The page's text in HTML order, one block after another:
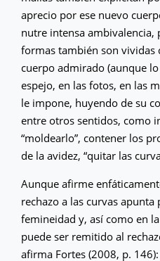
aprecio por ese nuevo
nutre intensa ambivalencia,
formas también son vividas
cuerpo admirado (aunque
espejo, en las fotos, en las
le impone, huyendo de su
entre otros sentidos, como
“moldearlo”, contener los
de la avidez, “quitar las
Aunque afirme
rechazo a las curvas apunta
femineidad y, así como en
puede ser remitido al
afirma Fortes (2008, p. 146):